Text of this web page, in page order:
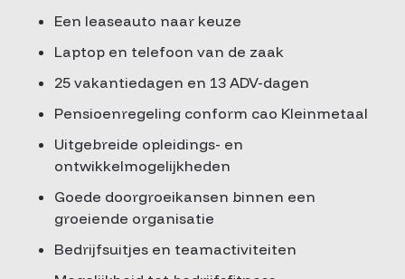
Een leaseauto naar keuze
Laptop en telefoon van de zaak
25 vakantiedagen en 13 ADV-dagen
Pensioenregeling conform cao Kleinmetaal
Uitgebreide opleidings- en
ontwikkelmogelijkheden
Goede doorgroeikansen binnen een
groeiende organisatie
Bedrijfsuitjes en teamactiviteiten